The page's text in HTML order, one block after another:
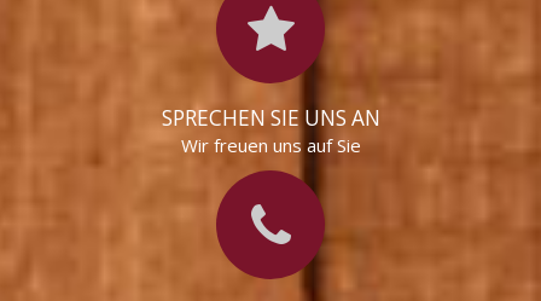
SPRECHEN SIE UNS AN
Wir freuen uns auf Sie